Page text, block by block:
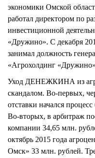
экономики Омской
работал директором по
инвестиционной
«Дружино». С декабря
занимал должность
«Агрохолдинг
Уход ДЕНЕЖКИНА из
скандалом. Во-первых,
отставки начался
Во-вторых, в арбитраж
компании 34,65 млн.
октябрь 2015 года
Омск» 33 млн. рублей.